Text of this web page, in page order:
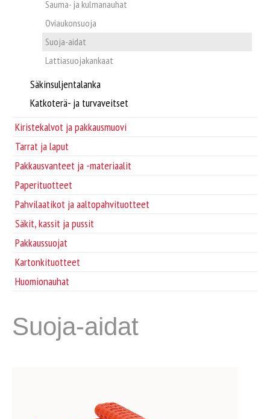
Pakkausvanteet ja -materiaalit
Pahvilaatikot ja aaltopahvituotteet
Säkit, kassit ja pussit
Kartonkituotteet
Paperituotteet
Tarrat ja laput
Tarvikkeet
Sauma- ja kulmanauhat
Oviaukonsuoja
Suoja-aidat
Lattiasuojakankaat
Säkinsuljentalanka
Katkoterä- ja turvaveitset
Kiristekalvot ja pakkausmuovi
Tarrat ja laput
Pakkausvanteet ja -materiaalit
Paperituotteet
Pahvilaatikot ja aaltopahvituotteet
Säkit, kassit ja pussit
Pakkaussuojat
Kartonkituotteet
Huomionauhat
Suoja-aidat